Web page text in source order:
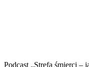
Podcast „Strefa śmierci –